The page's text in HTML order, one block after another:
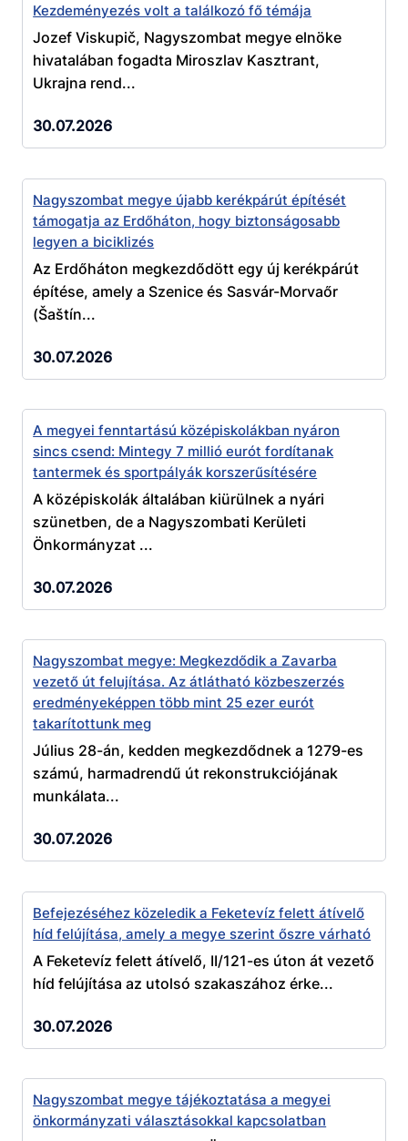
Kezdeményezés volt a találkozó fő témája
Jozef Viskupič, Nagyszombat megye elnöke
hivatalában fogadta Miroszlav Kasztrant,
Ukrajna rend...
30.07.2026
Nagyszombat megye újabb kerékpárút építését
támogatja az Erdőháton, hogy biztonságosabb
legyen a biciklizés
Az Erdőháton megkezdődött egy új kerékpárút
építése, amely a Szenice és Sasvár-Morvaőr
(Šaštín...
30.07.2026
A megyei fenntartású középiskolákban nyáron
sincs csend: Mintegy 7 millió eurót fordítanak
tantermek és sportpályák korszerűsítésére
A középiskolák általában kiürülnek a nyári
szünetben, de a Nagyszombati Kerületi
Önkormányzat ...
30.07.2026
Nagyszombat megye: Megkezdődik a Zavarba
vezető út felujítása. Az átlátható közbeszerzés
eredményeképpen több mint 25 ezer eurót
takarítottunk meg
Július 28-án, kedden megkezdődnek a 1279-es
számú, harmadrendű út rekonstrukciójának
munkálata...
30.07.2026
Befejezéséhez közeledik a Feketevíz felett átívelő
híd felújítása, amely a megye szerint őszre várható
A Feketevíz felett átívelő, II/121-es úton át vezető
híd felújítása az utolsó szakaszához érke...
30.07.2026
Nagyszombat megye tájékoztatása a megyei
önkormányzati választásokkal kapcsolatban